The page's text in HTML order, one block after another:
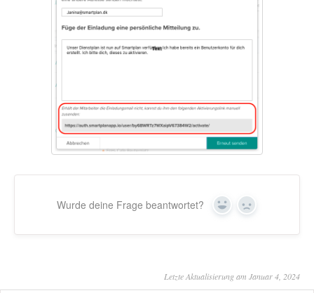
Wurde deine Frage beantwortet? Yes No
Letzte Aktualisierung am Januar 4, 2024